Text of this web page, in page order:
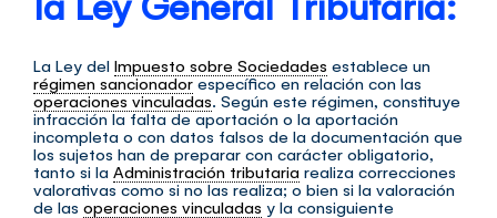
La Ley del Impuesto sobre Sociedades establece un
régimen sancionadorespecífico en relación con las
operaciones vinculadas. Según este régimen, constituye
infracción la falta de aportación o la aportación
incompleta o con datos falsos de la documentación que
los sujetos han de preparar con carácter obligatorio,
tanto si la Administración tributaria realiza correcciones
valorativas como si no las realiza; o bien si la valoración
de las operaciones vinculadas y la consiguiente